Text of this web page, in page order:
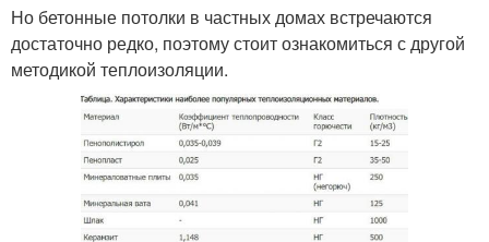
Но бетонные потолки в частных домах встречаются
достаточно редко, поэтому стоит ознакомиться с другой
методикой теплоизоляции.